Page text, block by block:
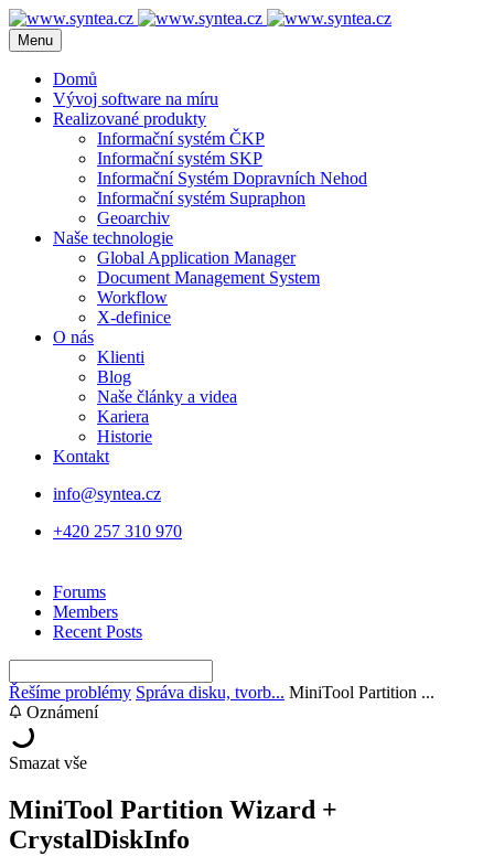
Menu
Domů
Vývoj software na míru
Realizované produkty
Informační systém ČKP
Informační systém SKP
Informační Systém Dopravních Nehod
Informační systém Supraphon
Geoarchiv
Naše technologie
Global Application Manager
Document Management System
Workflow
X-definice
O nás
Klienti
Blog
Naše články a videa
Kariera
Historie
Kontakt
info@syntea.cz
+420 257 310 970
Forums
Members
Recent Posts
Řešíme problémy Správa disku, tvorb... MiniTool Partition ...
Oznámení
Smazat vše
MiniTool Partition Wizard +
CrystalDiskInfo